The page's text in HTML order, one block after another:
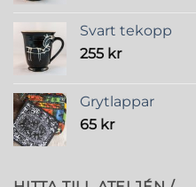
Svart tekopp
255 kr
Grytlappar
65 kr